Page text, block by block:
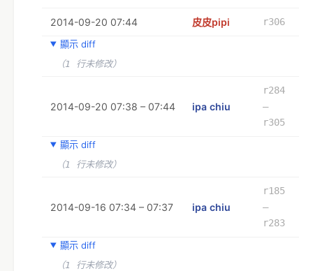
2014-09-20 07:44 皮皮pipi
r306
顯示 diff
（1 行未修改）
2014-09-20 07:38 – 07:44 ipa chiu
r284
–
r305
顯示 diff
（1 行未修改）
2014-09-16 07:34 – 07:37 ipa chiu
r185
–
r283
顯示 diff
（1 行未修改）